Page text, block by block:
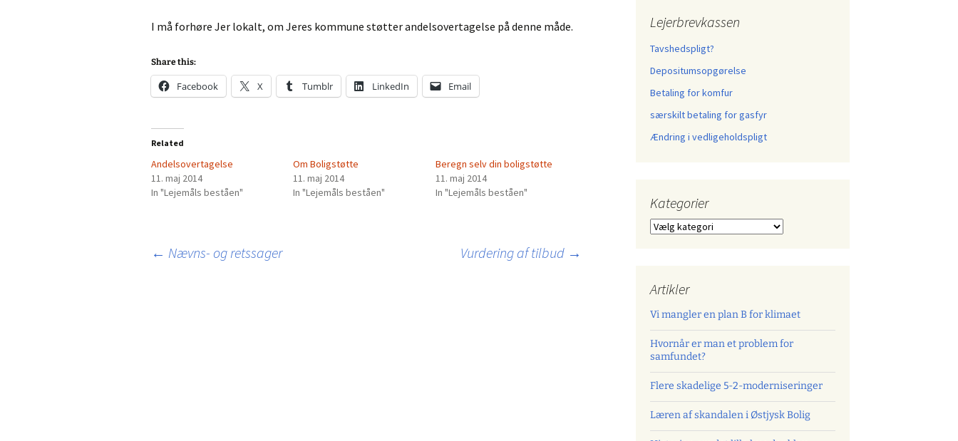
I må forhøre Jer lokalt, om Jeres kommune støtter andelsovertagelse på denne måde.
Share this:
Facebook X Tumblr LinkedIn Email
Related
Andelsovertagelse
11. maj 2014
In "Lejemåls beståen"
Om Boligstøtte
11. maj 2014
In "Lejemåls beståen"
Beregn selv din boligstøtte
11. maj 2014
In "Lejemåls beståen"
Indlægsnavigation
← Nævns- og retssager Vurdering af tilbud →
Lejerbrevkassen
Tavshedspligt?
Depositumsopgørelse
Betaling for komfur
særskilt betaling for gasfyr
Ændring i vedligeholdspligt
Kategorier
Kategorier
Artikler
Vi mangler en plan B for klimaet
Hvornår er man et problem for
samfundet?
Flere skadelige 5-2-moderniseringer
Læren af skandalen i Østjysk Bolig